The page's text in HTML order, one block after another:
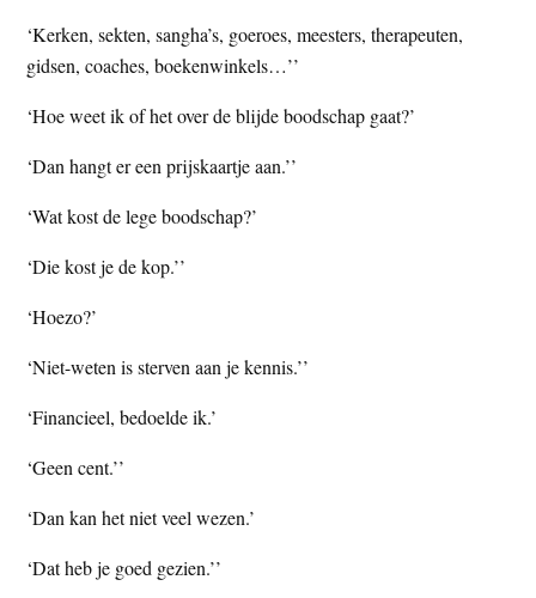
‘Kerken, sekten, sangha’s, goeroes, meesters, therapeuten,
gidsen, coaches, boekenwinkels…’’
‘Hoe weet ik of het over de blijde boodschap gaat?’
‘Dan hangt er een prijskaartje aan.’’
‘Wat kost de lege boodschap?’
‘Die kost je de kop.’’
‘Hoezo?’
‘Niet-weten is sterven aan je kennis.’’
‘Financieel, bedoelde ik.’
‘Geen cent.’’
‘Dan kan het niet veel wezen.’
‘Dat heb je goed gezien.’’